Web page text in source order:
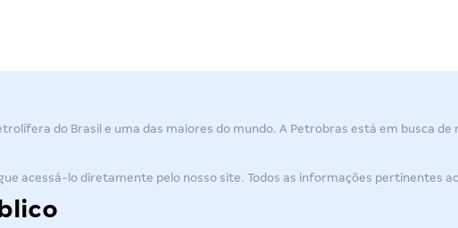
do Brasil e uma das maiores do mundo. A Petrobras está em busca de
acessá-lo diretamente pelo nosso site. Todos as informações pertinentes